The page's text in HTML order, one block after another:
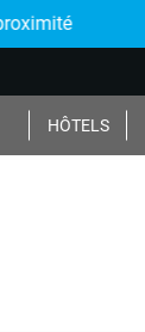
HÔTELS